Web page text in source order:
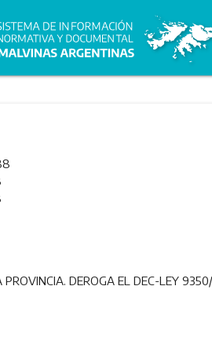
DEROGA EL DEC-LEY